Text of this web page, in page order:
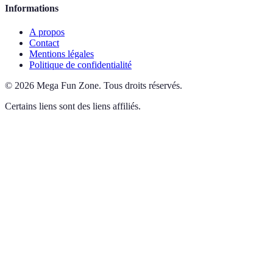
Informations
A propos
Contact
Mentions légales
Politique de confidentialité
© 2026 Mega Fun Zone. Tous droits réservés.
Certains liens sont des liens affiliés.